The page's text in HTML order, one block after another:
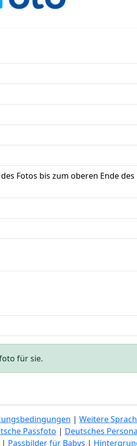
Fotos bis zum oberen Ende des
für sie.
| Weitere
Passfoto | Deutsches
| Passbilder für Babys |